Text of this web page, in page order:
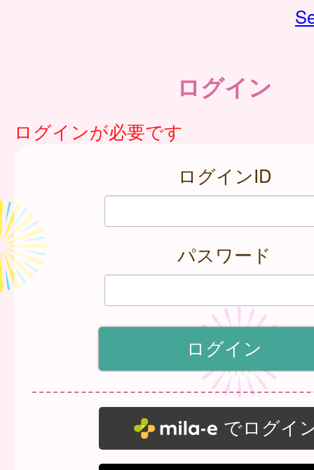
ログイン
ログインが必要です
ログインID
パスワード
でログイ